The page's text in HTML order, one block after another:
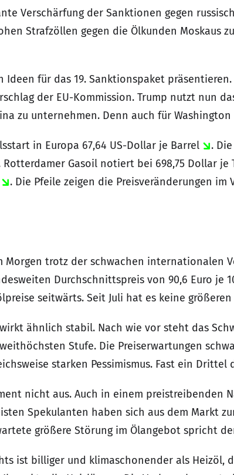
Verschärfung der Sanktionen gegen
Strafzöllen gegen die Ölkunden Moskaus
Ideen für das 19. Sanktionspaket
der EU-Kommission. Trump nutzt nun
zu unternehmen. Denn auch für
in Europa 67,64 US-Dollar je Barrel
.
Rotterdamer Gasoil notiert bei 698,75 Dollar je
. Die Pfeile zeigen die Preisveränderungen
Morgen trotz der schwachen internationalen
Durchschnittspreis von 90,6 Euro je
seitwärts. Seit Juli hat es keine
ähnlich stabil. Nach wie vor steht das
Stufe. Die Preiserwartungen
starken Pessimismus. Fast ein
nicht aus. Auch in einem preistreibenden
Spekulanten haben sich aus dem Markt
größere Störung im Ölangebot spricht
ist billiger und klimaschonender als Heizöl,